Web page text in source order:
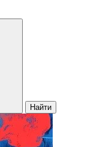
Найти